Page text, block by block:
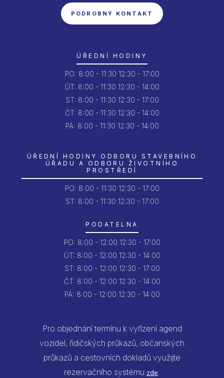
PODROBNÝ KONTAKT
ÚŘEDNÍ HODINY
PO: 8:00 - 11:30 12:30 - 17:00
ÚT: 8:00 - 11:30 12:30 - 14:00
ST: 8:00 - 11:30 12:30 - 17:00
ČT: 8:00 - 11:30 12:30 - 14:00
PÁ: 8:00 - 11:30 12:30 - 14:00
ÚŘEDNÍ HODINY ODBORU STAVEBNÍHO
ÚŘADU A ODBORU ŽIVOTNÍHO
PROSTŘEDÍ
PO: 8:00 - 11:30 12:30 - 17:00
ST: 8:00 - 11:30 12:30 - 17:00
PODATELNA
PO: 8:00 - 12:00 12:30 - 17:00
ÚT: 8:00 - 12:00 12:30 - 14:00
ST: 8:00 - 12:00 12:30 - 17:00
ČT: 8:00 - 12:00 12:30 - 14:00
PÁ: 8:00 - 12:00 12:30 - 14:00
Pro objednání termínu k vyřízení agend
vozidel, řidičských průkazů, občanských
průkazů a cestovních dokladů využijte
rezervačního systému zde.